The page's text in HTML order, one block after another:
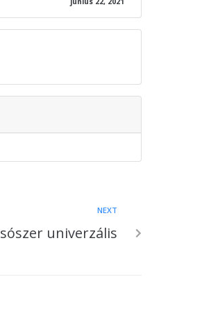
NEXT
univerzális